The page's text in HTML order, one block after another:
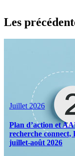
Les
Juillet 2026
Plan d’action et
recherche connect,
juillet-août 2026